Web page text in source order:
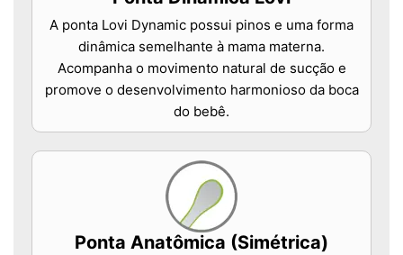
A ponta Lovi Dynamic possui pinos e uma forma
dinâmica semelhante à mama materna.
Acompanha o movimento natural de sucção e
promove o desenvolvimento harmonioso da boca
do bebê.
Ponta Anatômica (Simétrica)